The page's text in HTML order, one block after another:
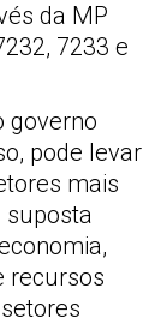
da MP
7233 e
governo
pode levar
mais
suposta
recursos